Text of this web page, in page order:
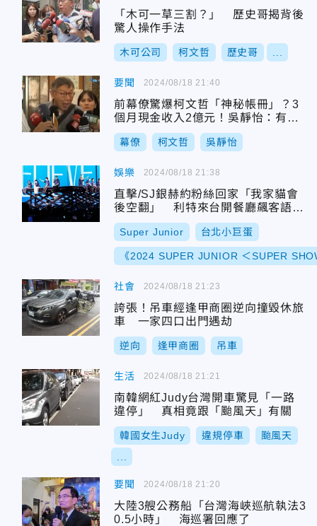
「木可一草三割？」 歷史哥揭背後
驚人操作手法
木可公司 柯文哲 歷史哥
要聞
前幕僚驚爆柯文哲「神秘帳冊」？3
個月現金收入2億元！吳靜怡：有計
畫作帳
幕僚 柯文哲 吳靜怡
2024/08/18 21:40
娛樂
直擊/SJ銀赫約粉絲回家「我家貓會
後空翻」 利特來台開餐廳飆客語
「細妹按靚」
Super Junior 台北小巨蛋
《2024 SUPER JUNIOR ＜SUPER
2024/08/18 21:38
社會
誇張！吊車經逢甲商圈逆向撞毀休旅
車 一家四口出門遇劫
逆向 逢甲商圈 吊車
2024/08/18 21:23
生活
南韓網紅Judy台灣開車驚見「一路
違停」 真相竟跟「颱風天」有關
韓國女生Judy 違規停車 颱風天
2024/08/18 21:21
要聞
大陸3艘公務船「台灣海峽巡航執法3
0.5小時」 海巡署回應了
2024/08/18 21:20